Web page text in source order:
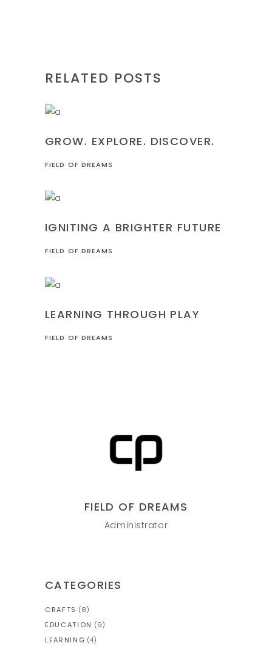
RELATED POSTS
GROW. EXPLORE. DISCOVER.
FIELD OF DREAMS
IGNITING A BRIGHTER FUTURE
FIELD OF DREAMS
LEARNING THROUGH PLAY
FIELD OF DREAMS
FIELD OF DREAMS
Administrator
CATEGORIES
CRAFTS (8)
EDUCATION (9)
LEARNING (4)